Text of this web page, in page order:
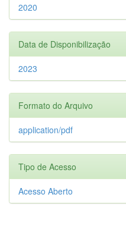
2020
Data de Disponibilização
2023
Formato do Arquivo
application/pdf
Tipo de Acesso
Acesso Aberto